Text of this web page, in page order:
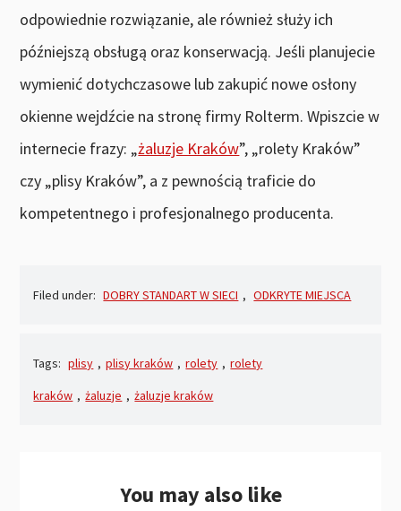
odpowiednie rozwiązanie, ale również służy ich
późniejszą obsługą oraz konserwacją. Jeśli planujecie
wymienić dotychczasowe lub zakupić nowe osłony
okienne wejdźcie na stronę firmy Rolterm. Wpiszcie w
internecie frazy: „żaluzje Kraków”, „rolety Kraków”
czy „plisy Kraków”, a z pewnością traficie do
kompetentnego i profesjonalnego producenta.
Filed under: DOBRY STANDART W SIECI , ODKRYTE MIEJSCA
Tags: plisy , plisy kraków , rolety , rolety
kraków , żaluzje , żaluzje kraków
You may also like